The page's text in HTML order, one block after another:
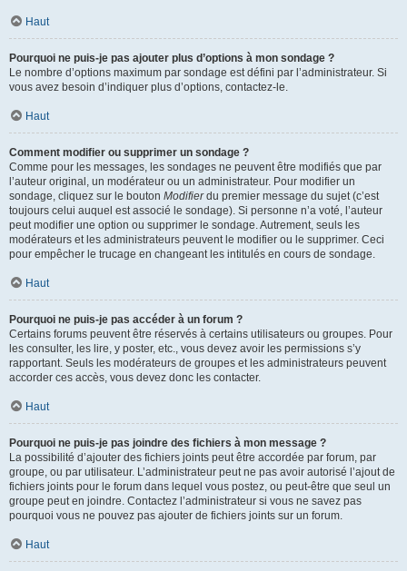
Haut
Pourquoi ne puis-je pas ajouter plus d’options à mon sondage ?
Le nombre d’options maximum par sondage est défini par l’administrateur. Si
vous avez besoin d’indiquer plus d’options, contactez-le.
Haut
Comment modifier ou supprimer un sondage ?
Comme pour les messages, les sondages ne peuvent être modifiés que par
l’auteur original, un modérateur ou un administrateur. Pour modifier un
sondage, cliquez sur le bouton Modifierdu premier message du sujet (c’est
toujours celui auquel est associé le sondage). Si personne n’a voté, l’auteur
peut modifier une option ou supprimer le sondage. Autrement, seuls les
modérateurs et les administrateurs peuvent le modifier ou le supprimer. Ceci
pour empêcher le trucage en changeant les intitulés en cours de sondage.
Haut
Pourquoi ne puis-je pas accéder à un forum ?
Certains forums peuvent être réservés à certains utilisateurs ou groupes. Pour
les consulter, les lire, y poster, etc., vous devez avoir les permissions s’y
rapportant. Seuls les modérateurs de groupes et les administrateurs peuvent
accorder ces accès, vous devez donc les contacter.
Haut
Pourquoi ne puis-je pas joindre des fichiers à mon message ?
La possibilité d’ajouter des fichiers joints peut être accordée par forum, par
groupe, ou par utilisateur. L’administrateur peut ne pas avoir autorisé l’ajout de
fichiers joints pour le forum dans lequel vous postez, ou peut-être que seul un
groupe peut en joindre. Contactez l’administrateur si vous ne savez pas
pourquoi vous ne pouvez pas ajouter de fichiers joints sur un forum.
Haut